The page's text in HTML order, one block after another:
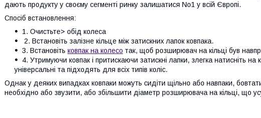
дають продукту у своєму сегменті ринку залишатися No1 у всій Європі.
Спосіб встановлення:
1. Очистьте> обід колеса
2. Встановіть залізне кільце між затискних лапок ковпака.
3. Встановіть ковпак на колесо так, щоб розширювач на кільці був
4. Утримуючи ковпак і притискаючи затискні лапки, злегка натисніть на
універсальні та підходять для всіх типів коліс.
Однак у деяких випадках ковпаки можуть сидіти щільно або навпаки,
необхідно або звузити, або збільшити діаметр розширювача на кільці, що